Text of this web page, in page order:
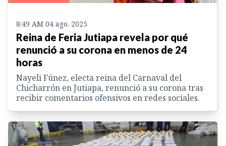
8:49 AM 04 ago. 2025
Reina de Feria Jutiapa revela por qué
renunció a su corona en menos de 24
horas
Nayeli Fúnez, electa reina del Carnaval del
Chicharrón en Jutiapa, renunció a su corona tras
recibir comentarios ofensivos en redes sociales.